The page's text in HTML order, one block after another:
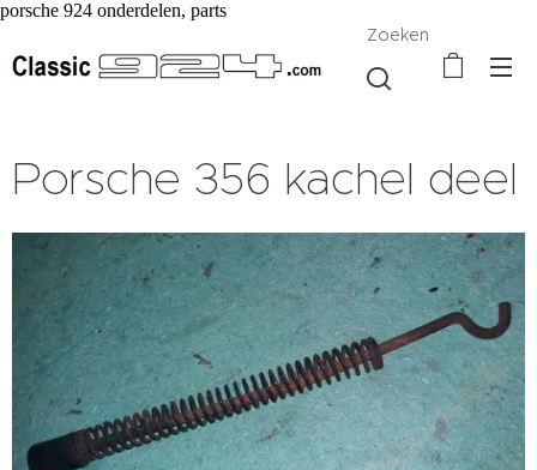
porsche 924 onderdelen, parts
Zoeken
Porsche 356 kachel deel